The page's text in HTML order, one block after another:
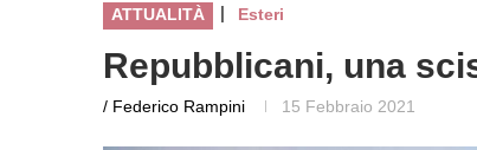
ATTUALITÀ | Esteri
Repubblicani, una
/ Federico Rampini 15 Febbraio 2021